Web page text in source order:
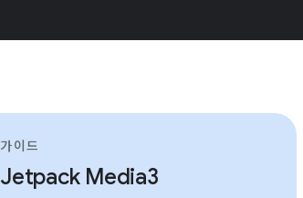
가이드
Jetpack Media3